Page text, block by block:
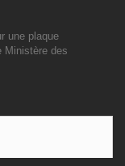
une plaque
Ministère des